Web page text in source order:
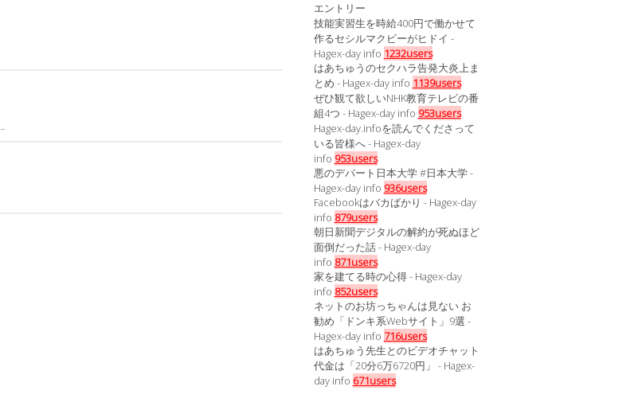
エントリー
技能実習生を時給400円で働かせて
作るセシルマクビーがヒドイ -
Hagex-day info 1232users
はあちゅうのセクハラ告発大炎上ま
とめ - Hagex-day info 1139users
ぜひ観て欲しいNHK教育テレビの番
組4つ - Hagex-day info 953users
Hagex-day.infoを読んでくださって
いる皆様へ - Hagex-day
info 953users
悪のデパート日本大学 #日本大学 -
Hagex-day info 936users
Facebookはバカばかり - Hagex-day
info 879users
朝日新聞デジタルの解約が死ぬほど
面倒だった話 - Hagex-day
info 871users
家を建てる時の心得 - Hagex-day
info 852users
ネットのお坊っちゃんは見ない お
勧め「ドンキ系Webサイト」9選 -
Hagex-day info 716users
はあちゅう先生とのビデオチャット
代金は「20分6万6720円」 - Hagex-
day info 671users